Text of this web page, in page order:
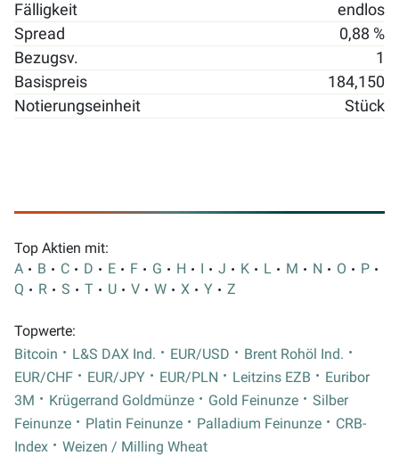
Fälligkeit
endlos
Spread
0,88 %
Bezugsv.
1
Basispreis
184,150
Notierungseinheit
Stück
Top Aktien mit:
A
B C D E F G H I J K L M N O
P
Q
R S T U V W X Y Z
Topwerte:
Bitcoin
L&S DAX Ind. EUR/USD
Brent Rohöl Ind.
EUR/CHF
EUR/JPY EUR/PLN Leitzins EZB
Euribor
3M
Krügerrand Goldmünze Gold Feinunze
Silber
Feinunze
Platin Feinunze Palladium Feinunze
CRB-
Index
Weizen / Milling Wheat